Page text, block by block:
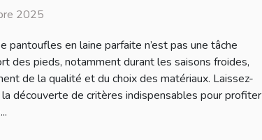
2025
pantoufles en laine parfaite n’est pas une tâche
des pieds, notamment durant les saisons froides,
de la qualité et du choix des matériaux. Laissez-
découverte de critères indispensables pour profiter